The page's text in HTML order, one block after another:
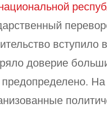
вступило
доверие